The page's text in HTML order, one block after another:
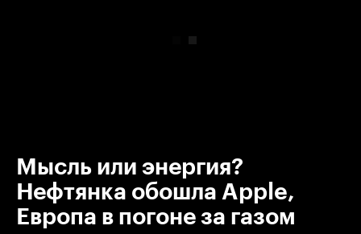
Мысль или энергия?
Нефтянка обошла Apple,
Европа в погоне за газом